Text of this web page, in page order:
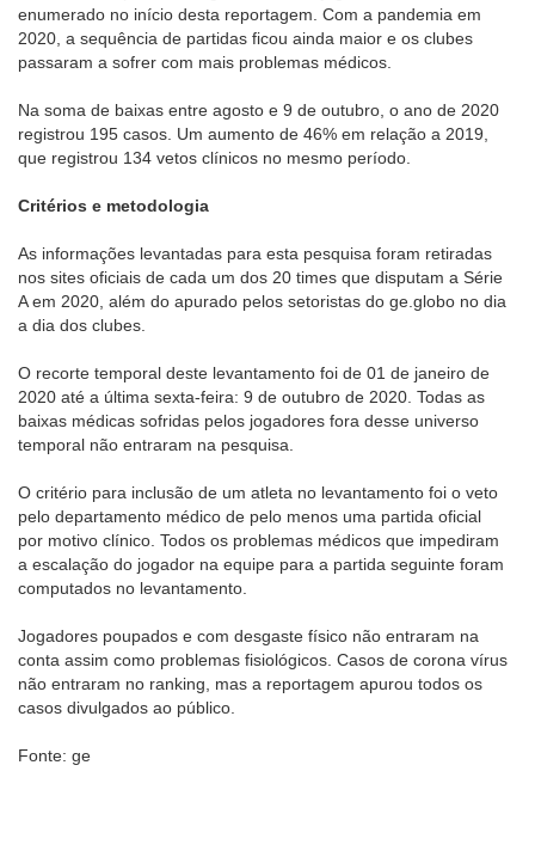
enumerado no início desta reportagem. Com a pandemia em
2020, a sequência de partidas ficou ainda maior e os clubes
passaram a sofrer com mais problemas médicos.
Na soma de baixas entre agosto e 9 de outubro, o ano de 2020
registrou 195 casos. Um aumento de 46% em relação a 2019,
que registrou 134 vetos clínicos no mesmo período.
Critérios e metodologia
As informações levantadas para esta pesquisa foram retiradas
nos sites oficiais de cada um dos 20 times que disputam a Série
A em 2020, além do apurado pelos setoristas do ge.globo no dia
a dia dos clubes.
O recorte temporal deste levantamento foi de 01 de janeiro de
2020 até a última sexta-feira: 9 de outubro de 2020. Todas as
baixas médicas sofridas pelos jogadores fora desse universo
temporal não entraram na pesquisa.
O critério para inclusão de um atleta no levantamento foi o veto
pelo departamento médico de pelo menos uma partida oficial
por motivo clínico. Todos os problemas médicos que impediram
a escalação do jogador na equipe para a partida seguinte foram
computados no levantamento.
Jogadores poupados e com desgaste físico não entraram na
conta assim como problemas fisiológicos. Casos de corona vírus
não entraram no ranking, mas a reportagem apurou todos os
casos divulgados ao público.
Fonte: ge